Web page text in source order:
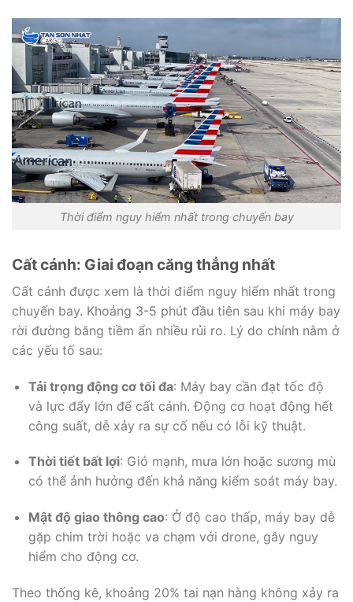
Thời điểm nguy hiểm nhất trong chuyến bay
Cất cánh: Giai đoạn căng thẳng nhất
Cất cánh được xem là thời điểm nguy hiểm nhất trong
chuyến bay. Khoảng 3-5 phút đầu tiên sau khi máy bay
rời đường băng tiềm ẩn nhiều rủi ro. Lý do chính nằm ở
các yếu tố sau:
Tải trọng động cơ tối đa: Máy bay cần đạt tốc độ
và lực đẩy lớn để cất cánh. Động cơ hoạt động hết
công suất, dễ xảy ra sự cố nếu có lỗi kỹ thuật.
Thời tiết bất lợi: Gió mạnh, mưa lớn hoặc sương mù
có thể ảnh hưởng đến khả năng kiểm soát máy bay.
Mật độ giao thông cao: Ở độ cao thấp, máy bay dễ
gặp chim trời hoặc va chạm với drone, gây nguy
hiểm cho động cơ.
Theo thống kê, khoảng 20% tai nạn hàng không xảy ra